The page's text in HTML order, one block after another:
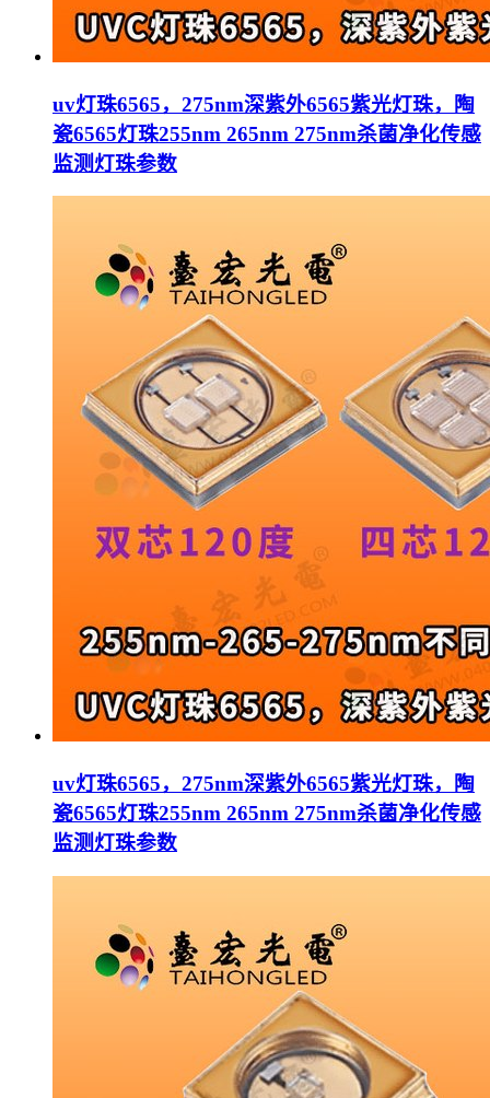
uv灯珠6565，275nm深紫外6565紫光灯珠，陶
瓷6565灯珠255nm 265nm 275nm杀菌净化传感
监测灯珠参数
uv灯珠6565，275nm深紫外6565紫光灯珠，陶
瓷6565灯珠255nm 265nm 275nm杀菌净化传感
监测灯珠参数